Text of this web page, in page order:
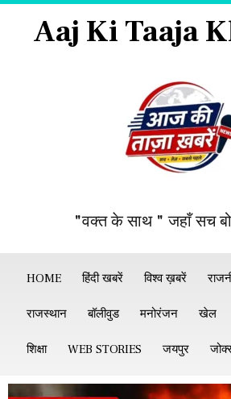
Aaj Ki Taaja
"वक्त के साथ " जहाँ सच
HOME हिंदी खबरें विश्व ख़बरें
राजस्थान बॉलीवुड मनोरंजन खेल
शिक्षा WEB STORIES जयपुर